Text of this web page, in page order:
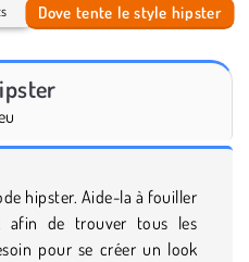
Dove tente le style hipster
hipster. Aide-la à fouiller
afin de trouver tous les
pour se créer un look